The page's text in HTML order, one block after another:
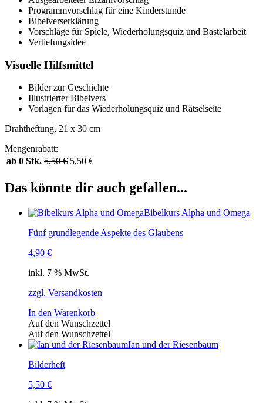
Programmvorschlag für eine Kinderstunde
Bibelverserklärung
Vorschläge für Spiele, Wiederholungsquiz und Bastelarbeit
Vertiefungsidee
Visuelle Hilfsmittel
Bilder zur Geschichte
Illustrierter Bibelvers
Vorlagen für das Wiederholungsquiz und Rätselseite
Drahtheftung, 21 x 30 cm
Mengenrabatt:
ab 0 Stk. 5,50€ 5,50 €
Das könnte dir auch gefallen...
Bibelkurs Alpha und Omega
Fünf grundlegende Aspekte des Glaubens
4,90 €
inkl. 7 % MwSt.
zzgl. Versandkosten
In den Warenkorb
Auf den Wunschzettel
Auf den Wunschzettel
Ian und der Riesenbaum
Bilderheft
5,50 €